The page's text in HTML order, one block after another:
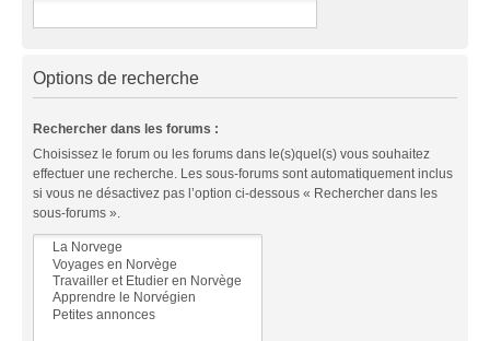
Options de recherche
Rechercher dans les forums :
Choisissez le forum ou les forums dans le(s)quel(s) vous souhaitez
effectuer une recherche. Les sous-forums sont automatiquement inclus
si vous ne désactivez pas l’option ci-dessous « Rechercher dans les
sous-forums ».